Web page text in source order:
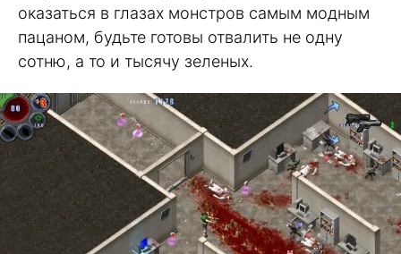
оказаться в глазах монстров самым модным
пацаном, будьте готовы отвалить не одну
сотню, а то и тысячу зеленых.